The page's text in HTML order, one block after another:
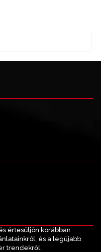
értesüljön korábban
és a legújabb
trendekről.